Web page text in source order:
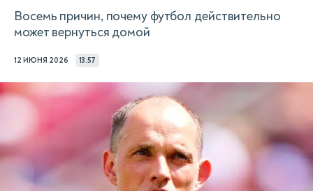
Восемь причин, почему футбол действительно
может вернуться домой
12 ИЮНЯ 2026 13:57